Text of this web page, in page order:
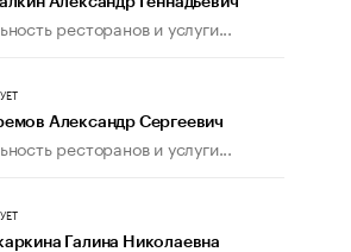
ресторанов и услуги...
Александр Сергеевич
ресторанов и услуги...
Галина Николаевна